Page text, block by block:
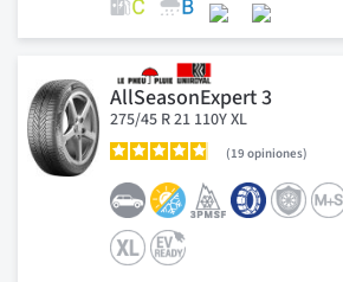
AllSeasonExpert 3
275/45 R 21 110Y XL
19 opiniones